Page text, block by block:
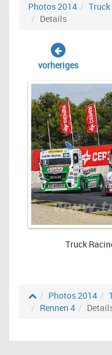
Photos 2014
Details
vorheriges
Truck
Photos 2014
Rennen 4